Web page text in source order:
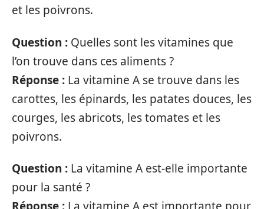
et les poivrons.
Question : Quelles sont les vitamines que
l’on trouve dans ces aliments ?
Réponse : La vitamine A se trouve dans les
carottes, les épinards, les patates douces, les
courges, les abricots, les tomates et les
poivrons.
Question : La vitamine A est-elle importante
pour la santé ?